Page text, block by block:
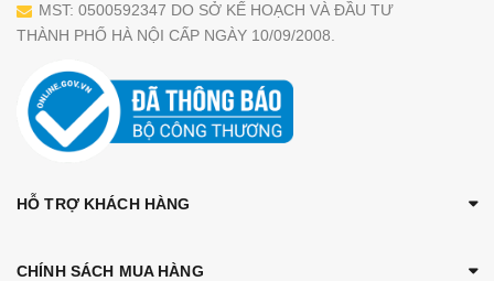
MST: 0500592347 DO SỞ KẾ HOẠCH VÀ ĐẦU TƯ
THÀNH PHỐ HÀ NỘI CẤP NGÀY 10/09/2008.
HỖ TRỢ KHÁCH HÀNG
CHÍNH SÁCH MUA HÀNG